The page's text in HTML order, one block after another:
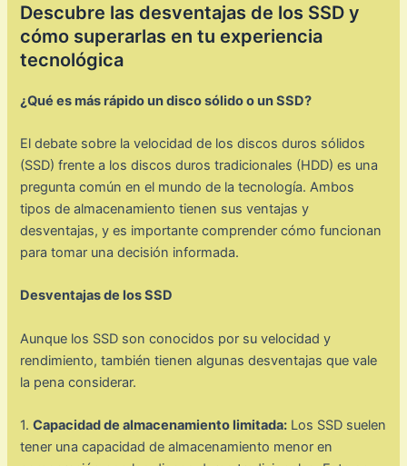
Descubre las desventajas de los SSD y
cómo superarlas en tu experiencia
tecnológica
¿Qué es más rápido un disco sólido o un SSD?
El debate sobre la velocidad de los discos duros sólidos
(SSD) frente a los discos duros tradicionales (HDD) es una
pregunta común en el mundo de la tecnología. Ambos
tipos de almacenamiento tienen sus ventajas y
desventajas, y es importante comprender cómo funcionan
para tomar una decisión informada.
Desventajas de los SSD
Aunque los SSD son conocidos por su velocidad y
rendimiento, también tienen algunas desventajas que vale
la pena considerar.
1.Capacidad de almacenamiento limitada: Los SSD suelen
tener una capacidad de almacenamiento menor en